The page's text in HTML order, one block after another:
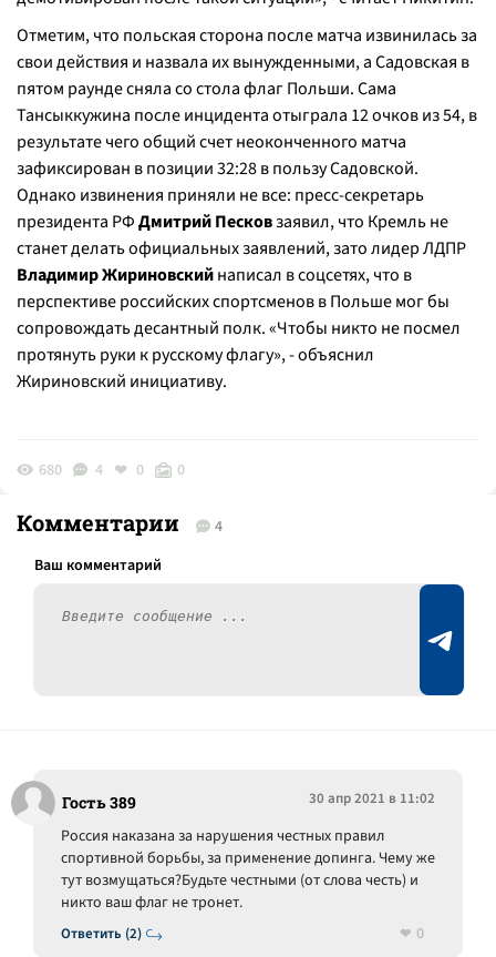
Отметим, что польская сторона после матча извинилась за
свои действия и назвала их вынужденными, а Садовская в
пятом раунде сняла со стола флаг Польши. Сама
Тансыккужина после инцидента отыграла 12 очков из 54, в
результате чего общий счет неоконченного матча
зафиксирован в позиции 32:28 в пользу Садовской.
Однако извинения приняли не все: пресс-секретарь
президента РФДмитрий Песковзаявил, что Кремль не
станет делать официальных заявлений, зато лидер ЛДПР
Владимир Жириновскийнаписал в соцсетях, что в
перспективе российских спортсменов в Польше мог бы
сопровождать десантный полк. «Чтобы никто не посмел
протянуть руки к русскому флагу», - объяснил
Жириновский инициативу.
680 4 0 0
Комментарии 4
Гость 389 30 апр 2021 в 11:02
Ответить (2)
Россия наказана за нарушения честных правил
спортивной борьбы, за применение допинга. Чему же
тут возмущаться?Будьте честными (от слова честь) и
никто ваш флаг не тронет.
0